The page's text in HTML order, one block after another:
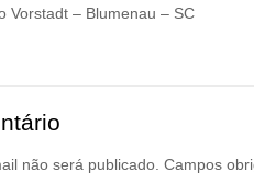
Vorstadt – Blumenau – SC
não será publicado. Campos